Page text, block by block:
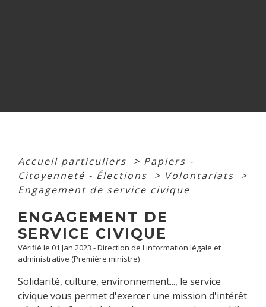
Accueil particuliers > Papiers -
Citoyenneté - Élections
> Volontariats
>
Engagement de service civique
ENGAGEMENT DE
SERVICE CIVIQUE
Vérifié le 01 Jan 2023 - Direction de l'information légale et
administrative (Première ministre)
Solidarité, culture, environnement..., le service
civique vous permet d'exercer une mission d'intérêt